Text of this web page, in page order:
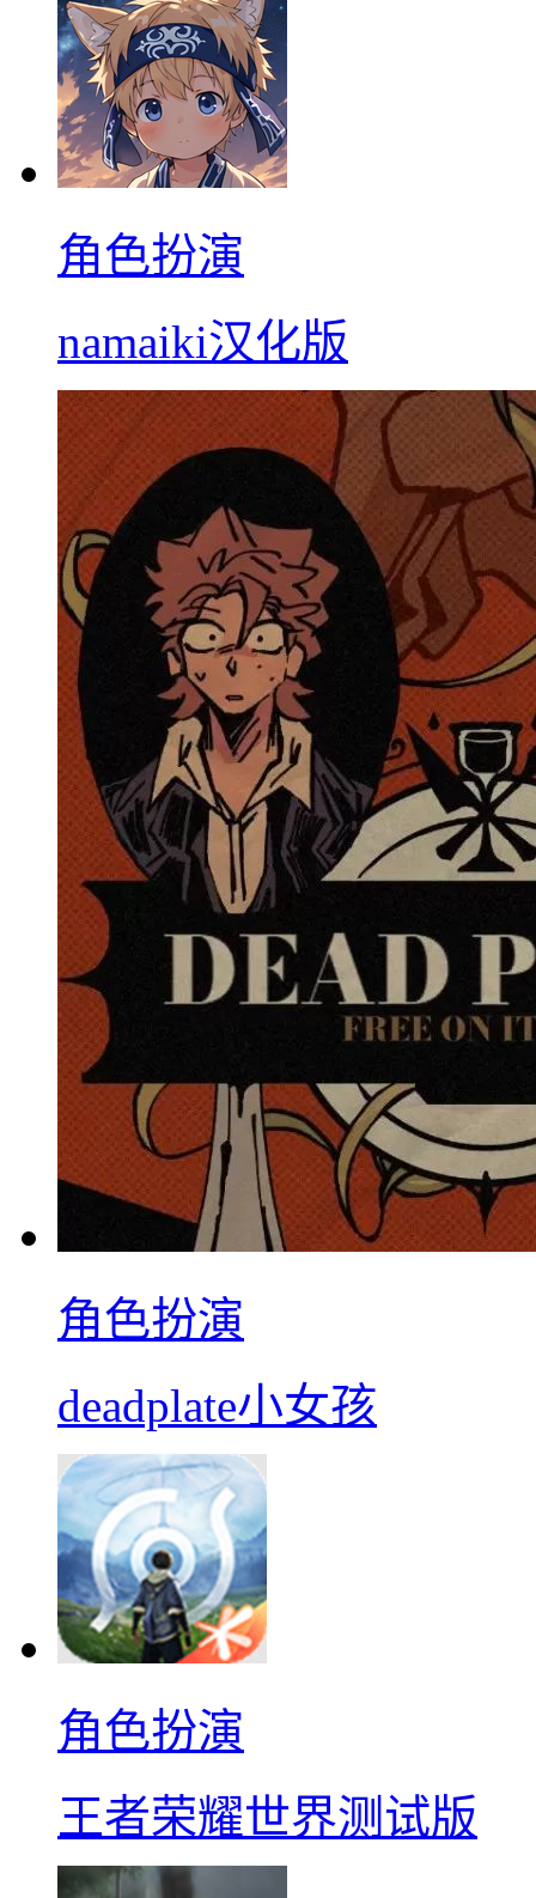
角色扮演
namaiki汉化版
角色扮演
deadplate小女孩
角色扮演
王者荣耀世界测试版